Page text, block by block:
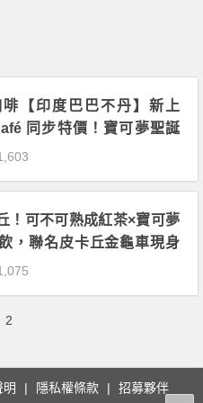
【印度巴巴不丹】新上
同步特價！寶可夢聖誕
登場！
！可不可熟成紅茶×寶可夢
，聯名皮卡丘金龜車現身
2
隱私權條款 招募夥伴